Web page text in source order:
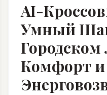
AI-
Умный
Городском
Комфорт и